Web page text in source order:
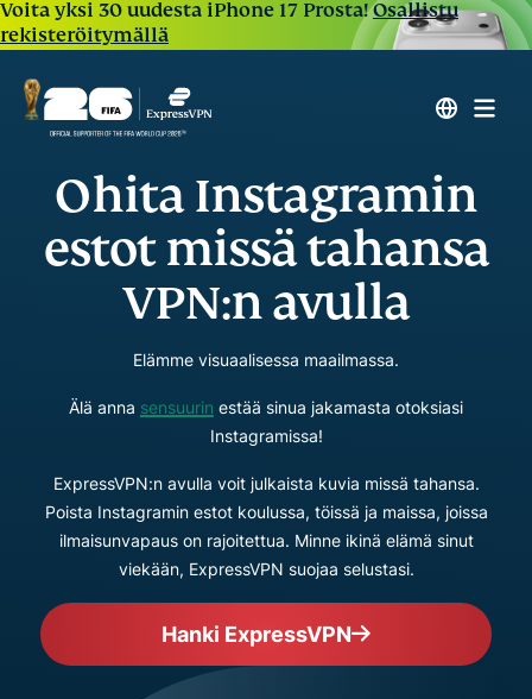
Voita yksi 30 uudesta iPhone 17 Prosta!Osallistu
rekisteröitymällä
Ohita Instagramin
estot missä tahansa
VPN:n avulla
Elämme visuaalisessa maailmassa.
Älä anna sensuurin estää sinua jakamasta otoksiasi
Instagramissa!
ExpressVPN:n avulla voit julkaista kuvia missä tahansa.
Poista Instagramin estot koulussa, töissä ja maissa, joissa
ilmaisunvapaus on rajoitettua. Minne ikinä elämä sinut
viekään, ExpressVPN suojaa selustasi.
Hanki ExpressVPN